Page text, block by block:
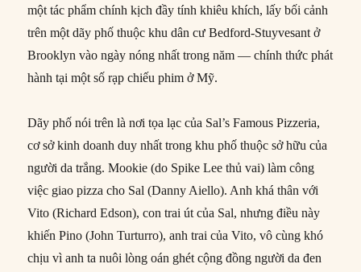
một tác phẩm chính kịch đầy tính khiêu khích, lấy bối cảnh
trên một dãy phố thuộc khu dân cư Bedford-Stuyvesant ở
Brooklyn vào ngày nóng nhất trong năm — chính thức phát
hành tại một số rạp chiếu phim ở Mỹ.
Dãy phố nói trên là nơi tọa lạc của Sal’s Famous Pizzeria,
cơ sở kinh doanh duy nhất trong khu phố thuộc sở hữu của
người da trắng. Mookie (do Spike Lee thủ vai) làm công
việc giao pizza cho Sal (Danny Aiello). Anh khá thân với
Vito (Richard Edson), con trai út của Sal, nhưng điều này
khiến Pino (John Turturro), anh trai của Vito, vô cùng khó
chịu vì anh ta nuôi lòng oán ghét cộng đồng người da đen